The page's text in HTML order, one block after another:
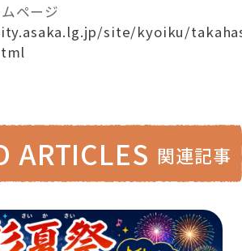
ページ
site/kyoiku/
ARTICLES 関連記事